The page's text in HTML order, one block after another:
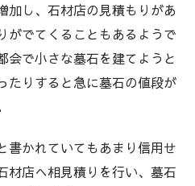
加し、石材店の見積もりがあ
がでてくることもあるようで
会で小さな墓石を建てようと
たりすると急に墓石の値段が
書かれていてもあまり信用せ
材店へ相見積りを行い、墓石